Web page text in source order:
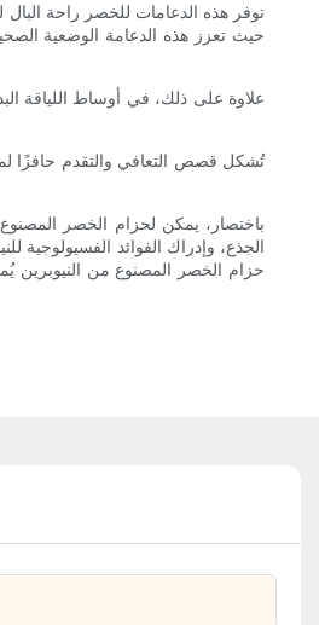
توفر هذه الدعامات للخصر راحة
حيث تعزز هذه الدعامة الوضعية
علاوة على ذلك، في أوساط اللياقة
تُشكل قصص التعافي والتقدم حافزًا
باختصار، يمكن لحزام الخصر
الجذع، وإدراك الفوائد
حزام الخصر المصنوع من النيوبرين